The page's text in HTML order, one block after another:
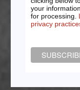
your
for processing.
privacy